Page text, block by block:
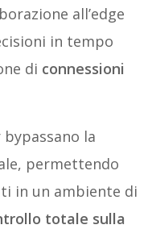
all’edge
in tempo
di connessioni
la
permettendo
in un ambiente di
totale sulla